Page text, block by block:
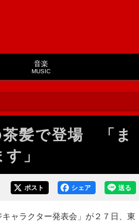
音楽
MUSIC
茶髪で登場 「ま
」
送る
シェア
ポスト
ャラクター発表会」が２７日、東